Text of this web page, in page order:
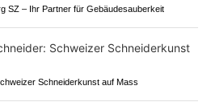
SZ – Ihr Partner für Gebäudesauberkeit
Schneiderkunst auf Mass